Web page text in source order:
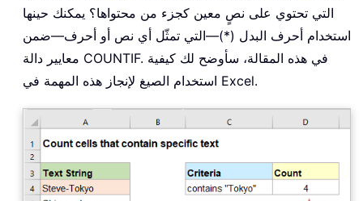
التي تحتوي على نصٍ معين كجزء من محتواها؟ يمكنك حينها
استخدام أحرف البدل (*)—التي تمثّل أي نص أو أحرف—ضمن
معايير دالة COUNTIF. في هذه المقالة، سأوضح لك كيفية
استخدام الصيغ لإنجاز هذه المهمة في Excel.